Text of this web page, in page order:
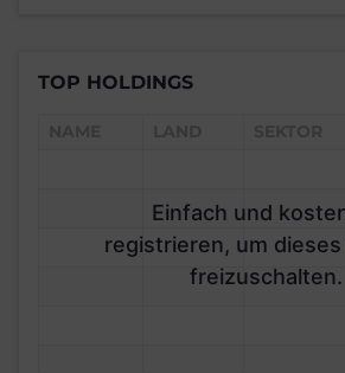
TOP HOLDINGS
Einfach und
registrieren, um
freizuschalten.